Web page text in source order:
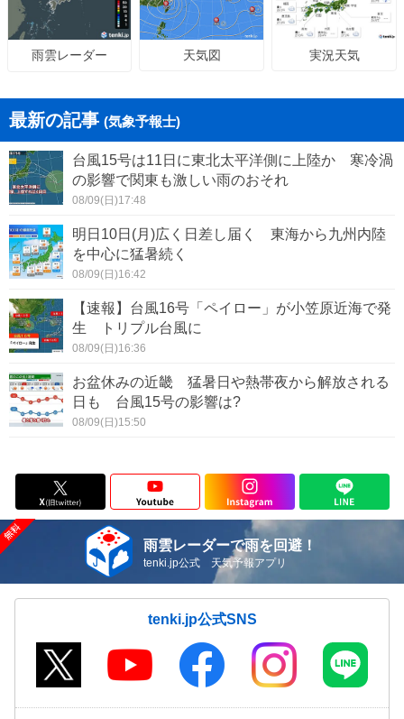
雨雲レーダー 天気図 実況天気
最新の記事 (気象予報士)
台風15号は11日に東北太平洋側に上陸か 寒冷渦
の影響で関東も激しい雨のおそれ
08/09(日)17:48
明日10日(月)広く日差し届く 東海から九州内陸
を中心に猛暑続く
08/09(日)16:42
【速報】台風16号「ペイロー」が小笠原近海で発
生 トリプル台風に
08/09(日)16:36
お盆休みの近畿 猛暑日や熱帯夜から解放される
日も 台風15号の影響は?
08/09(日)15:50
雨雲レーダーで雨を回避！
tenki.jp公式 天気予報アプリ
tenki.jp公式SNS